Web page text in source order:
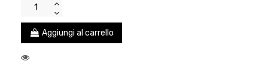
Aggiungi al carrello